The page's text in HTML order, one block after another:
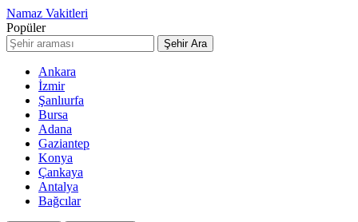
Namaz Vakitleri
Popüler
Şehir Ara
Ankara
İzmir
Şanlıurfa
Bursa
Adana
Gaziantep
Konya
Çankaya
Antalya
Bağcılar